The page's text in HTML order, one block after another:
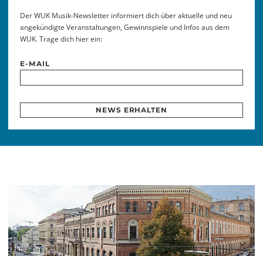
Der WUK Musik-Newsletter informiert dich über aktuelle und neu
angekündigte Veranstaltungen, Gewinnspiele und Infos aus dem
WUK. Trage dich hier ein:
E-MAIL
NEWS ERHALTEN